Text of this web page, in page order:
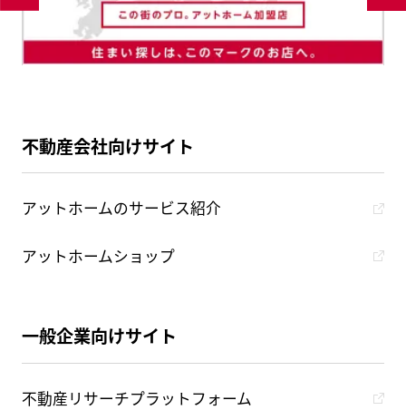
不動産会社向けサイト
アットホームのサービス紹介
アットホームショップ
一般企業向けサイト
不動産リサーチプラットフォーム